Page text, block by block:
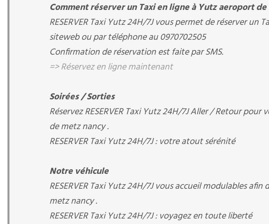
Comment réserver un Taxi en ligne à Yutz aeroport de
RESERVER Taxi Yutz 24H/7J vous permet de réserver
siteweb ou par téléphone au 0970702505
Confirmation de réservation est faite par SMS.
=> Réservez en ligne maintenant
Soirées / Sorties
Réservez RESERVER Taxi Yutz 24H/7J Aller / Retour
de metz nancy .
RESERVER Taxi Yutz 24H/7J : votre atout sérénité
Notre véhicule
RESERVER Taxi Yutz 24H/7J vous accueil modulables
metz nancy .
RESERVER Taxi Yutz 24H/7J : voyagez en toute liberté